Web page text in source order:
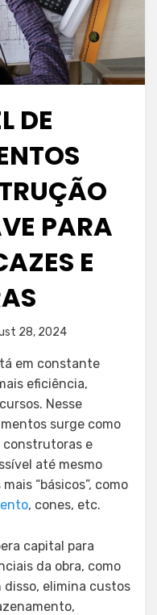
DE
PARA
E
28, 2024
em constante
eficiência,
Nesse
surge como
construtoras e
até mesmo
“básicos”, como
, cones, etc.
capital para
da obra, como
disso, elimina custos